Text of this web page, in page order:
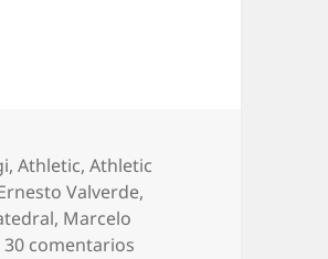
,Athletic,Athletic
Valverde,
, Marcelo
30 comentarios